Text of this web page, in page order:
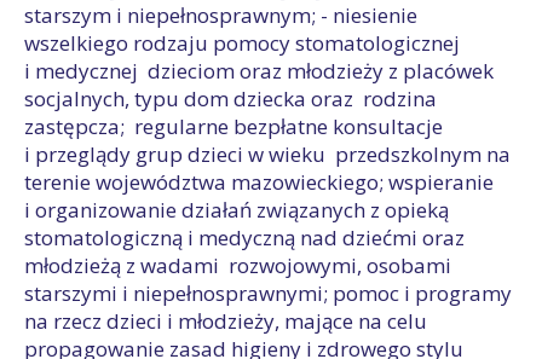
starszym i niepełnosprawnym; - niesienie
wszelkiego rodzaju pomocy stomatologicznej
i medycznej dzieciom oraz młodzieży z placówek
socjalnych, typu dom dziecka oraz rodzina
zastępcza; regularne bezpłatne konsultacje
i przeglądy grup dzieci w wieku przedszkolnym na
terenie województwa mazowieckiego; wspieranie
i organizowanie działań związanych z opieką
stomatologiczną i medyczną nad dziećmi oraz
młodzieżą z wadami rozwojowymi, osobami
starszymi i niepełnosprawnymi; pomoc i programy
na rzecz dzieci i młodzieży, mające na celu
propagowanie zasad higieny i zdrowego stylu